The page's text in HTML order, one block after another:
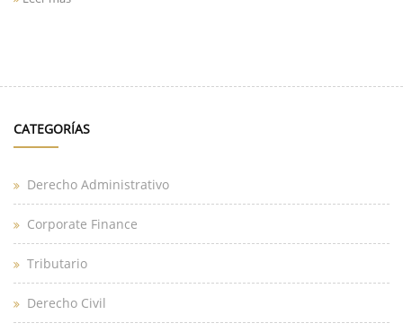
CATEGORÍAS
Derecho Administrativo
Corporate Finance
Tributario
Derecho Civil